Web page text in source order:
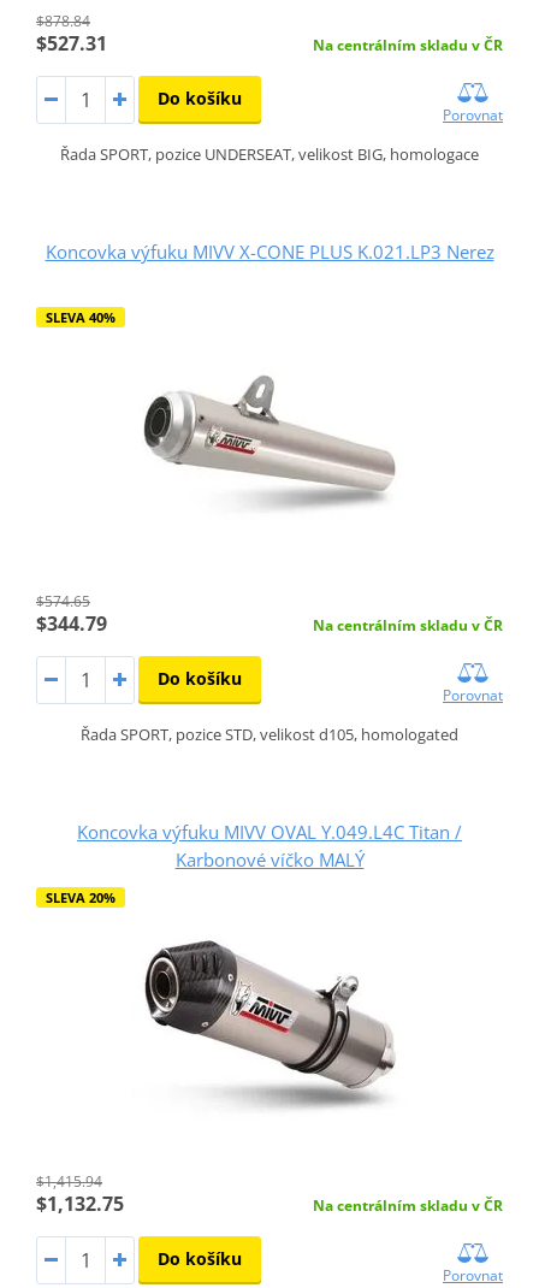
$878.84
$527.31 Na centrálním skladu v ČR
Do košíku
Porovnat
Řada SPORT, pozice UNDERSEAT, velikost BIG, homologace
Koncovka výfuku MIVV X-CONE PLUS K.021.LP3 Nerez
SLEVA 40%
$574.65
$344.79 Na centrálním skladu v ČR
Do košíku
Porovnat
Řada SPORT, pozice STD, velikost d105, homologated
Koncovka výfuku MIVV OVAL Y.049.L4C Titan /
Karbonové víčko MALÝ
SLEVA 20%
$1,415.94
$1,132.75 Na centrálním skladu v ČR
Do košíku
Porovnat